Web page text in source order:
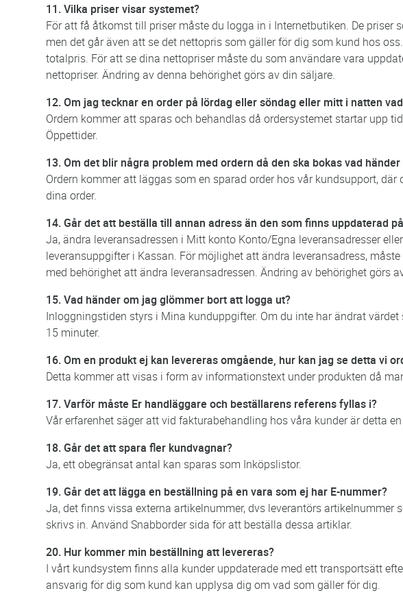
11. Vilka priser visar systemet?
För att få åtkomst till priser måste du logga in i Internetbutiken. De priser
men det går även att se det nettopris som gäller för dig som kund hos
totalpris. För att se dina nettopriser måste du som användare vara
nettopriser. Ändring av denna behörighet görs av din säljare.
12. Om jag tecknar en order på lördag eller söndag eller mitt i natten
Ordern kommer att sparas och behandlas då ordersystemet startar upp
Öppettider.
13. Om det blir några problem med ordern då den ska bokas vad händer
Ordern kommer att läggas som en sparad order hos vår kundsupport,
dina order.
14. Går det att beställa till annan adress än den som finns uppdaterad
Ja, ändra leveransadressen i Mitt konto Konto/Egna leveransadresser
leveransuppgifter i Kassan. För möjlighet att ändra leveransadress,
med behörighet att ändra leveransadressen. Ändring av behörighet görs
15. Vad händer om jag glömmer bort att logga ut?
Inloggningstiden styrs i Mina kunduppgifter. Om du inte har ändrat
15 minuter.
16. Om en produkt ej kan levereras omgående, hur kan jag se detta vi
Detta kommer att visas i form av informationstext under produkten då
17. Varför måste Er handläggare och beställarens referens fyllas i?
Vår erfarenhet säger att vid fakturabehandling hos våra kunder är detta
18. Går det att spara fler kundvagnar?
Ja, ett obegränsat antal kan sparas som Inköpslistor.
19. Går det att lägga en beställning på en vara som ej har E-nummer?
Ja, det finns vissa externa artikelnummer, dvs leverantörs artikelnummer
skrivs in. Använd Snabborder sida för att beställa dessa artiklar.
20. Hur kommer min beställning att levereras?
I vårt kundsystem finns alla kunder uppdaterade med ett transportsätt
ansvarig för dig som kund kan upplysa dig om vad som gäller för dig.